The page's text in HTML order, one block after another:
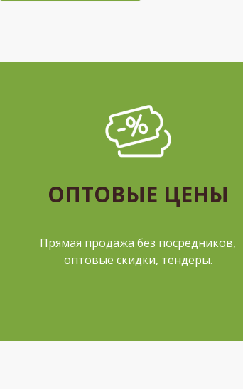
ОПТОВЫЕ ЦЕНЫ
Прямая продажа без посредников,
оптовые скидки, тендеры.